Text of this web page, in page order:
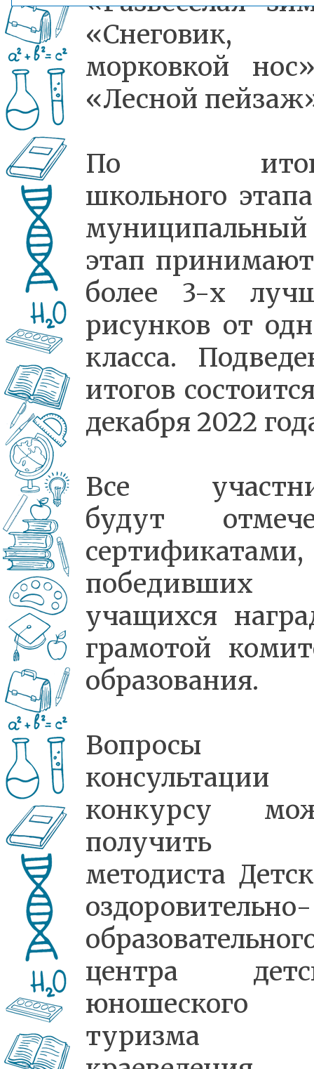
«Снеговик,
морковкой
«Лесной
По
школьного
муниципальный
этап
более 3-х
рисунков от
класса.
итогов
декабря 2022
Все
будут
сертификатами,
победивших
учащихся
грамотой
образования.
конкурсу
методиста
оздоровительно-
центра
юношеского